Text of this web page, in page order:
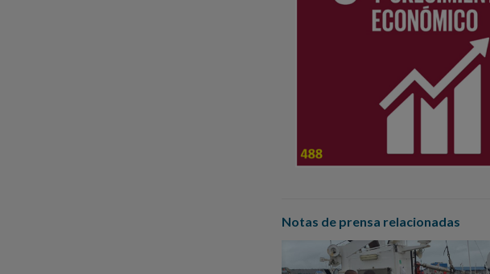
Notas de prensa relacionadas